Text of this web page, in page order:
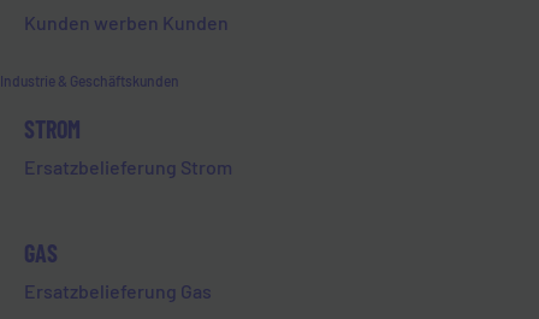
Kunden werben Kunden
Industrie & Geschäftskunden
STROM
Ersatzbelieferung Strom
GAS
Ersatzbelieferung Gas
kulinarischen Sinne: wir schmücken, zünden
Weihnachtsmusik. Und genau diese Tradition
stillzustehen, um uns eine Verschnaufpause
Weihnachten und erholsame Feiertage.